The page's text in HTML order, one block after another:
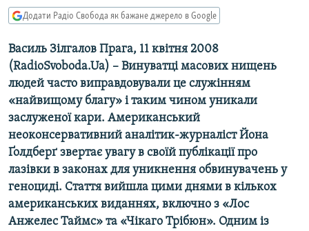
пошуку
СПОРТ
УКРАЇНА
СВІТ
ТИ ЯК?
СХЕМИ
КИТАЙ.ВИКЛИКИ
МУЛЬТИМЕДІА
ФОТО
СПЕЦПРОЄКТИ
ПОДКАСТИ
КРИМ РЕАЛІЇ
Додати Радіо Свобода як бажане джерело в Google
Василь Зілгалов Прага, 11 квітня 2008
(RadioSvoboda.Ua) – Винуватці масових нищень
людей часто виправдовували це служінням
«найвищому благу» і таким чином уникали
заслуженої кари. Американський
неоконсервативний аналітик-журналіст Йона
Ґолдберґ звертає увагу в своїй публікації про
лазівки в законах для уникнення обвинувачень у
геноциді. Стаття вийшла цими днями в кількох
американських виданнях, включно з «Лос
Анжелес Таймс» та «Чікаго Трібюн». Одним із